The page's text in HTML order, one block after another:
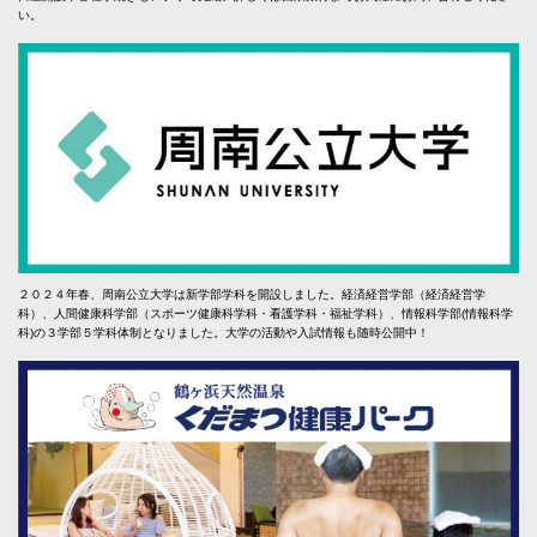
い。
２０２４年春、周南公立大学は新学部学科を開設しました。経済経営学部（経済経営学
科）、人間健康科学部（スポーツ健康科学科・看護学科・福祉学科）、情報科学部(情報科学
科)の３学部５学科体制となりました。大学の活動や入試情報も随時公開中！